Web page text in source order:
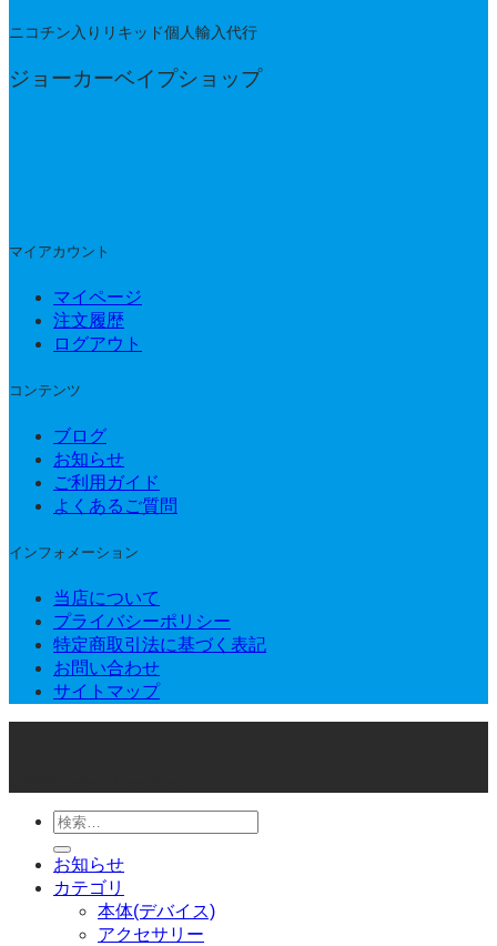
ニコチン入りリキッド個人輸入代行
ジョーカーベイプショップ
マイアカウント
マイページ
注文履歴
ログアウト
コンテンツ
ブログ
お知らせ
ご利用ガイド
よくあるご質問
インフォメーション
当店について
プライバシーポリシー
特定商取引法に基づく表記
お問い合わせ
サイトマップ
検
索
対
象:
お知らせ
カテゴリ
本体(デバイス)
アクセサリー